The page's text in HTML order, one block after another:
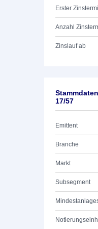
Erster
Anzahl
Zinslauf ab
17/57
Emittent
Branche
Markt
Subsegment